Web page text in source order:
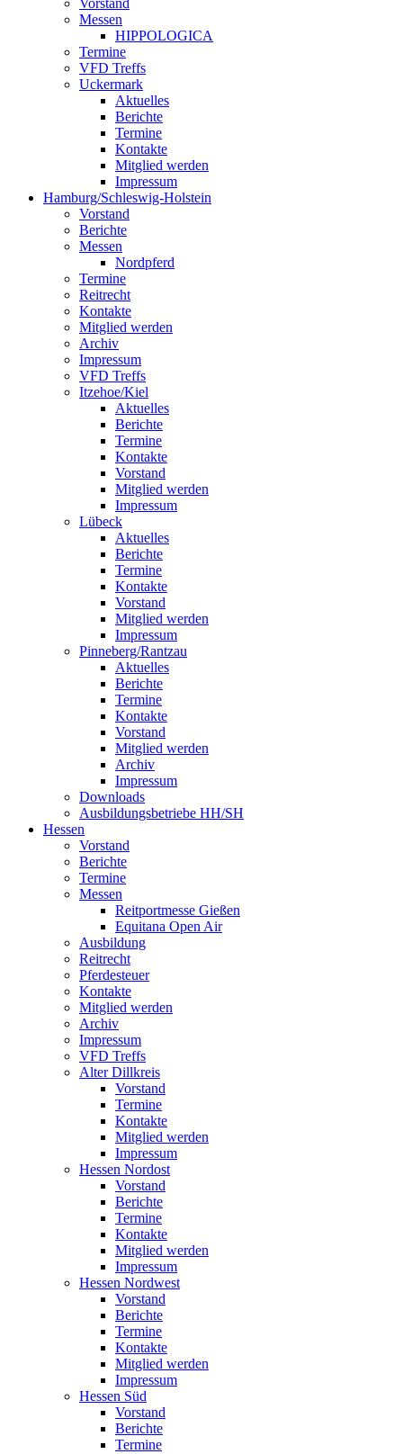
Vorstand
Messen
HIPPOLOGICA
Termine
VFD Treffs
Uckermark
Aktuelles
Berichte
Termine
Kontakte
Mitglied werden
Impressum
Hamburg/Schleswig-Holstein
Vorstand
Berichte
Messen
Nordpferd
Termine
Reitrecht
Kontakte
Mitglied werden
Archiv
Impressum
VFD Treffs
Itzehoe/Kiel
Aktuelles
Berichte
Termine
Kontakte
Vorstand
Mitglied werden
Impressum
Lübeck
Aktuelles
Berichte
Termine
Kontakte
Vorstand
Mitglied werden
Impressum
Pinneberg/Rantzau
Aktuelles
Berichte
Termine
Kontakte
Vorstand
Mitglied werden
Archiv
Impressum
Downloads
Ausbildungsbetriebe HH/SH
Hessen
Vorstand
Berichte
Termine
Messen
Reitportmesse Gießen
Equitana Open Air
Ausbildung
Reitrecht
Pferdesteuer
Kontakte
Mitglied werden
Archiv
Impressum
VFD Treffs
Alter Dillkreis
Vorstand
Termine
Kontakte
Mitglied werden
Impressum
Hessen Nordost
Vorstand
Berichte
Termine
Kontakte
Mitglied werden
Impressum
Hessen Nordwest
Vorstand
Berichte
Termine
Kontakte
Mitglied werden
Impressum
Hessen Süd
Vorstand
Berichte
Termine